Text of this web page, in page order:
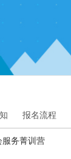
报名流程
服务菁训营